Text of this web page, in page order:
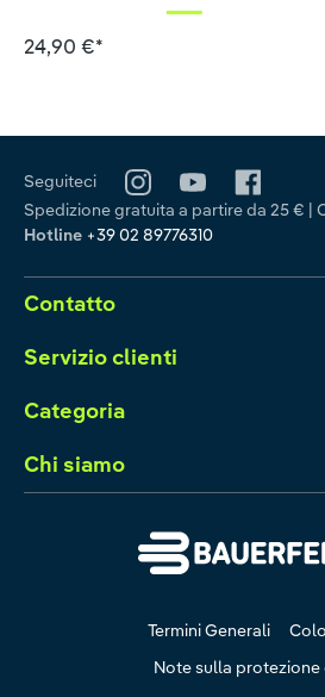
24,90 €*
Seguiteci
Spedizione gratuita a partire da 25 € |
Hotline +39 02 89776310
Contatto
Servizio clienti
Categoria
Chi siamo
Termini Generali
Note sulla protezione